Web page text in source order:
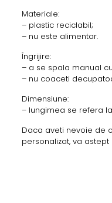
Materiale:
– plastic reciclabil;
– nu este alimentar.
Îngrijire:
– a se spala manual
– nu coaceti
Dimensiune:
– lungimea se refera
Daca aveti nevoie de
personalizat, va